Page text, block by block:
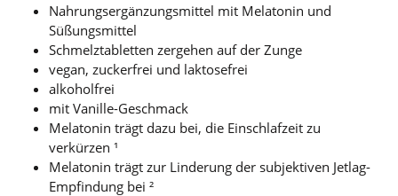
Nahrungsergänzungsmittel mit Melatonin und
Süßungsmittel
Schmelztabletten zergehen auf der Zunge
vegan, zuckerfrei und laktosefrei
alkoholfrei
mit Vanille-Geschmack
Melatonin trägt dazu bei, die Einschlafzeit zu
verkürzen ¹
Melatonin trägt zur Linderung der subjektiven Jetlag-
Empfindung bei ²